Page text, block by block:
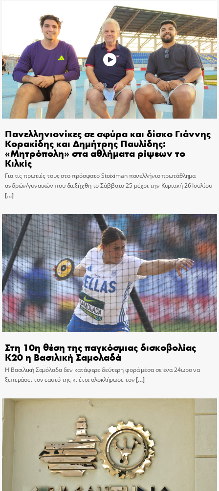
Πανελληνιονίκες σε σφύρα και δίσκο Γιάννης
Κορακίδης και Δημήτρης Παυλίδης:
«Μητρόπολη» στα αθλήματα ρίψεων το
Κιλκίς
Για τις πρωτιές τους στο πρόσφατο Stoiximan πανελλήνιο πρωτάθλημα
ανδρών/γυναικών που διεξήχθη το Σάββατο 25 μέχρι την Κυριακή 26 Ιουλίου
[…]
Στη 10η θέση της παγκόσμιας δισκοβολίας
Κ20 η Βασιλική Σαμολαδά
Η Βασιλική Σαμόλαδα δεν κατάφερε δεύτερη φορά μέσα σε ένα 24ωρο να
ξεπεράσει τον εαυτό της κι έτσι ολοκλήρωσε τον[…]